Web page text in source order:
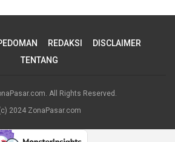
REDAKSI
DISCLAIMER
TENTANG
All Rights Reserved.
2024 ZonaPasar.com